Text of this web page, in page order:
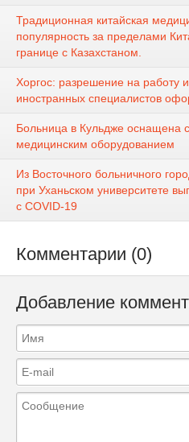
Традиционная китайская
популярность за пределами
границе с Казахстаном.
Хоргос: разрешение на работу
иностранных специалистов
Больница в Кульдже
медицинским оборудованием
Из Восточного больничного
при Уханьском университете
с COVID-19
Комментарии (0)
Добавление